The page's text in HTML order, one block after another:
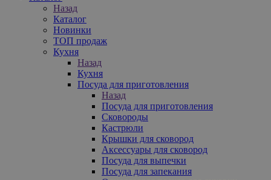
Назад
Каталог
Новинки
ТОП продаж
Кухня
Назад
Кухня
Посуда для приготовления
Назад
Посуда для приготовления
Сковороды
Кастрюли
Крышки для сковород
Аксессуары для сковород
Посуда для выпечки
Посуда для запекания